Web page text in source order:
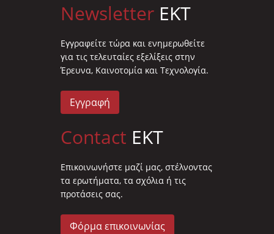
Newsletter EKT
Eγγραφείτε τώρα και ενημερωθείτε
για τις τελευταίες εξελίξεις στην
Έρευνα, Καινοτομία και Τεχνολογία.
Εγγραφή
Contact EKT
Επικοινωνήστε μαζί μας, στέλνοντας
τα ερωτήματα, τα σχόλια ή τις
προτάσεις σας.
Φόρμα επικοινωνίας